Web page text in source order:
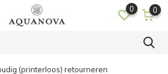
0 0
(printerloos) retourneren